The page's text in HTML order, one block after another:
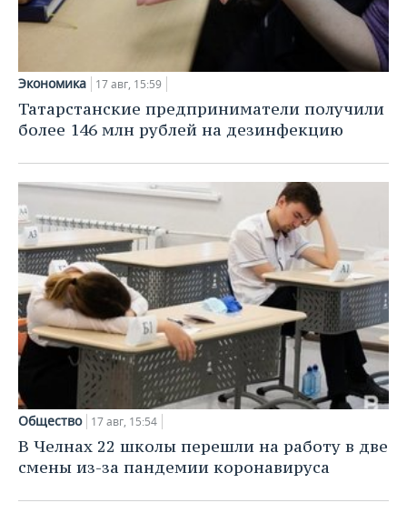
Экономика 17 авг, 15:59
Татарстанские предприниматели получили
более 146 млн рублей на дезинфекцию
Общество 17 авг, 15:54
В Челнах 22 школы перешли на работу в две
смены из-за пандемии коронавируса